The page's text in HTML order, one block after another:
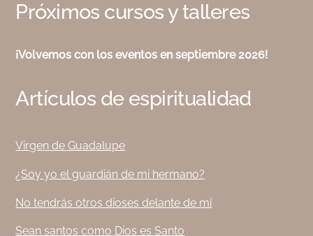
Próximos cursos y talleres
¡Volvemos con los eventos en septiembre 2026!
Artículos de espiritualidad
Virgen de Guadalupe
¿Soy yo el guardián de mi hermano?
No tendrás otros dioses delante de mí
Sean santos como Dios es Santo